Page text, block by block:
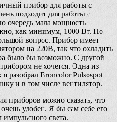
прибор для работы с
подходит для работы с
очередь мала мощность
как минимум, 1000 Вт. Но
вопрос. Прибор имеет
на 220В, так что охладить
было бы возможно. С другой
не хочется. Одна из
разобрал Broncolor Pulsospot
и в том числе вентилятор.
приборов можно сказать, что
очень удобен. Я бы сам себе его
света.